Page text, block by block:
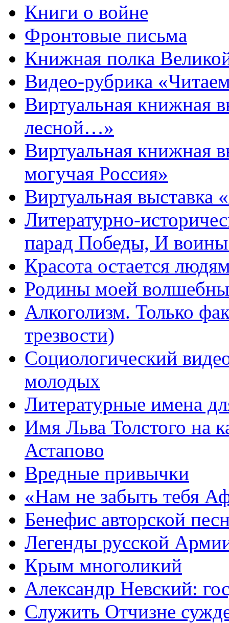
Книги о войне
Фронтовые письма
Книжная полка
Видео-рубрика
Виртуальная книжная
лесной…»
Виртуальная книжная
могучая Россия»
Виртуальная
Литературно-
парад Победы, И
Красота остается
Родины моей
Алкоголизм. Только
трезвости)
Социологический
молодых
Литературные имена
Имя Льва Толстого на
Астапово
Вредные привычки
«Нам не забыть тебя
Бенефис авторской
Легенды русской
Крым многоликий
Александр Невский:
Служить Отчизне